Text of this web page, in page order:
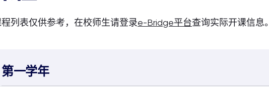
列表仅供参考，在校师生请登录e-Bridge平台查询实际开课信息。
第一学年